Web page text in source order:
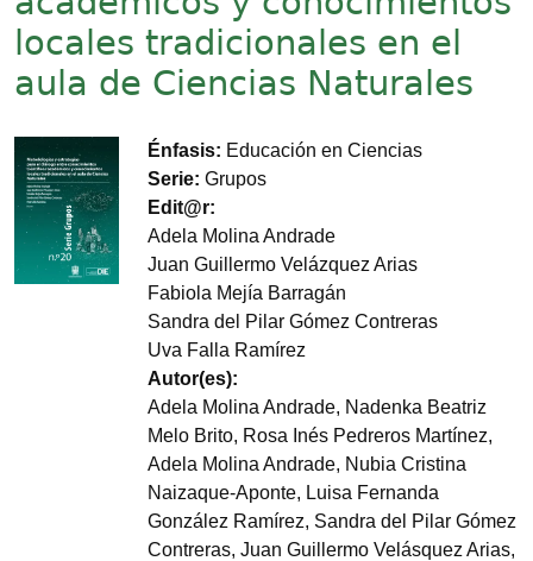
locales tradicionales en el
aula de Ciencias Naturales
Énfasis
Educación en Ciencias
Serie Grupos
Edit@r
Adela Molina Andrade
Juan Guillermo Velázquez Arias
Fabiola Mejía Barragán
Sandra del Pilar Gómez Contreras
Uva Falla Ramírez
Autor(es)
Adela Molina Andrade, Nadenka Beatriz
Melo Brito, Rosa Inés Pedreros Martínez,
Adela Molina Andrade, Nubia Cristina
Naizaque-Aponte, Luisa Fernanda
González Ramírez, Sandra del Pilar Gómez
Contreras, Juan Guillermo Velásquez Arias,